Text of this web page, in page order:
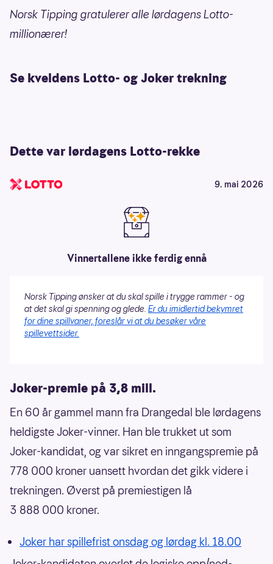
Norsk Tipping gratulerer alle lørdagens Lotto-
millionærer!
Se kveldens Lotto- og Joker trekning
Dette var lørdagens Lotto-rekke
9. mai 2026
Vinnertallene ikke ferdig ennå
Norsk Tipping ønsker at du skal spille i trygge rammer - og
at det skal gi spenning og glede. Er du imidlertid bekymret
for dine spillvaner, foreslår vi at du besøker våre
spillevettsider.
Joker-premie på 3,8 mill.
En 60 år gammel mann fra Drangedal ble lørdagens
heldigste Joker-vinner. Han ble trukket ut som
Joker-kandidat, og var sikret en inngangspremie på
778 000 kroner uansett hvordan det gikk videre i
trekningen. Øverst på premiestigen lå
3 888 000 kroner.
Joker har spillefrist onsdag og lørdag kl. 18.00